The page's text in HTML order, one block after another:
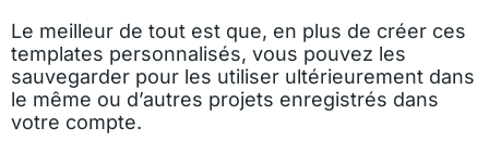
Le meilleur de tout est que, en plus de créer ces
templates personnalisés, vous pouvez les
sauvegarder pour les utiliser ultérieurement dans
le même ou d’autres projets enregistrés dans
votre compte.